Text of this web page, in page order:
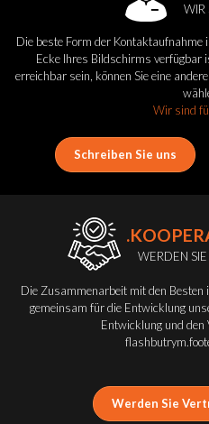
WIR
Die beste Form der
Ecke Ihres Bildschirms verfügbar
erreichbar sein, können Sie eine
Wir sind
Schreiben Sie uns
WERDEN
Die Zusammenarbeit mit den Besten
gemeinsam für die Entwicklung
Entwicklung und den
Werden Sie